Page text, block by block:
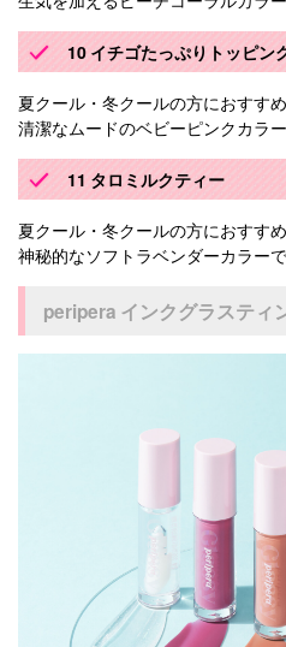
10 イチゴたっぷりトッピン
夏クール・冬クールの方におすす
清潔なムードのベビーピンクカラ
11 タロミルクティー
夏クール・冬クールの方におすす
神秘的なソフトラベンダーカラー
peripera インクグラスティ